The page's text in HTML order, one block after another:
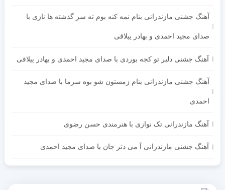
آهنگ جشنی مازندرانی بنام نمه کنه بوم ته سر گذشته ها نازی با
صدای مجید احمدی و بهادر ییلاقی
آهنگ جشنی دلبر تو کجه بوردی با صدای مجید احمدی و بهادر ییلاقی
آهنگ جشنی مازندرانی بنام زمستون شو بوه سرما با صدای مجید
احمدی
آهنگ مازندرانی تک نوازی با هنرمندی حسن رضوی
آهنگ جشنی مازندرانی آ می دتر جان با صدای مجید احمدی